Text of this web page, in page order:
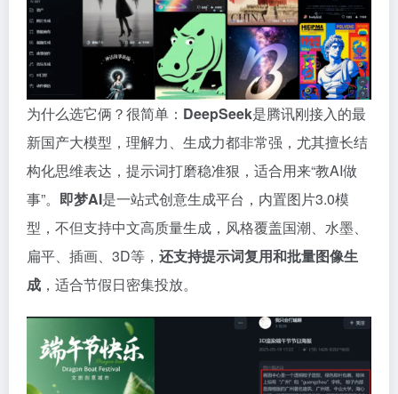
为什么选它俩？很简单： DeepSeek是腾讯刚接入的最
新国产大模型，理解力、生成力都非常强，尤其擅长结
构化思维表达，提示词打磨稳准狠，适合用来“教AI做
事”。 即梦AI是一站式创意生成平台，内置图片3.0模
型，不但支持中文高质量生成，风格覆盖国潮、水墨、
扁平、插画、3D等， 还支持提示词复用和批量图像生
成 ，适合节假日密集投放。